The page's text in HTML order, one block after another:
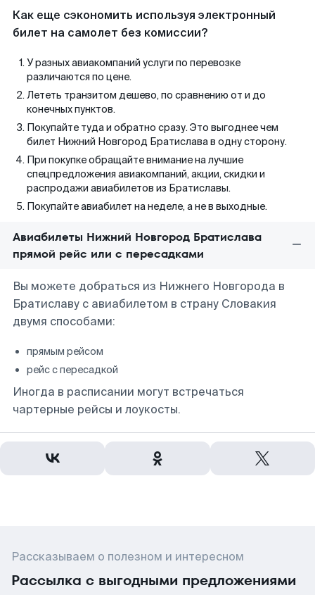
Как еще сэкономить используя электронный
билет на самолет без комиссии?
У разных авиакомпаний услуги по перевозке
различаются по цене.
Лететь транзитом дешево, по сравнению от и до
конечных пунктов.
Покупайте туда и обратно сразу. Это выгоднее чем
билет Нижний Новгород Братислава в одну сторону.
При покупке обращайте внимание на лучшие
спецпредложения авиакомпаний, акции, скидки и
распродажи авиабилетов из Братиславы.
Покупайте авиабилет на неделе, а не в выходные.
Авиабилеты Нижний Новгород Братислава
прямой рейс или с пересадками
Вы можете добраться из Нижнего Новгорода в
Братиславу с авиабилетом в страну Словакия
двумя способами:
прямым рейсом
рейс с пересадкой
Иногда в расписании могут встречаться
чартерные рейсы и лоукосты.
Рассказываем о полезном и интересном
Рассылка с выгодными предложениями